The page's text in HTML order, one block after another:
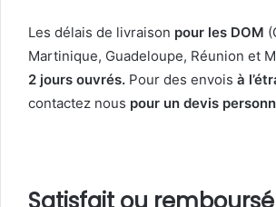
Les délais de livraison pour les DOM
Martinique, Guadeloupe, Réunion et
2 jours ouvrés. Pour des envois à
contactez nous pour un devis
Satisfait ou remboursé